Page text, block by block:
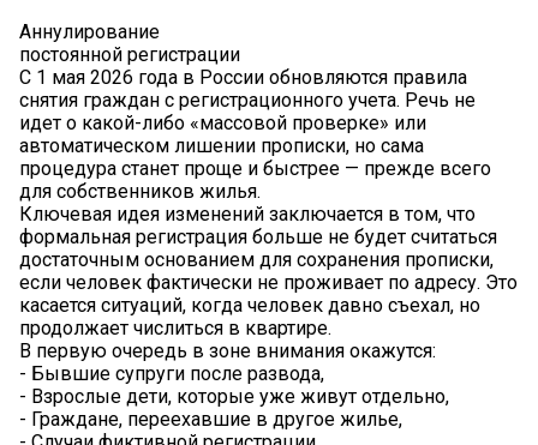
Аннулирование
постоянной регистрации
С 1 мая 2026 года в России обновляются правила
снятия граждан с регистрационного учета. Речь не
идет о какой-либо «массовой проверке» или
автоматическом лишении прописки, но сама
процедура станет проще и быстрее — прежде всего
для собственников жилья.
Ключевая идея изменений заключается в том, что
формальная регистрация больше не будет считаться
достаточным основанием для сохранения прописки,
если человек фактически не проживает по адресу. Это
касается ситуаций, когда человек давно съехал, но
продолжает числиться в квартире.
В первую очередь в зоне внимания окажутся:
- Бывшие супруги после развода,
- Взрослые дети, которые уже живут отдельно,
- Граждане, переехавшие в другое жилье,